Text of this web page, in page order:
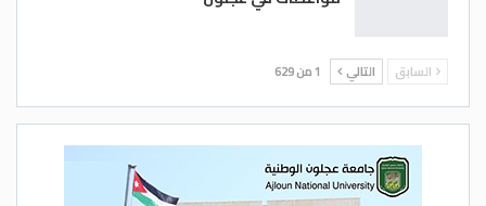
السابق التالي 1 من 629